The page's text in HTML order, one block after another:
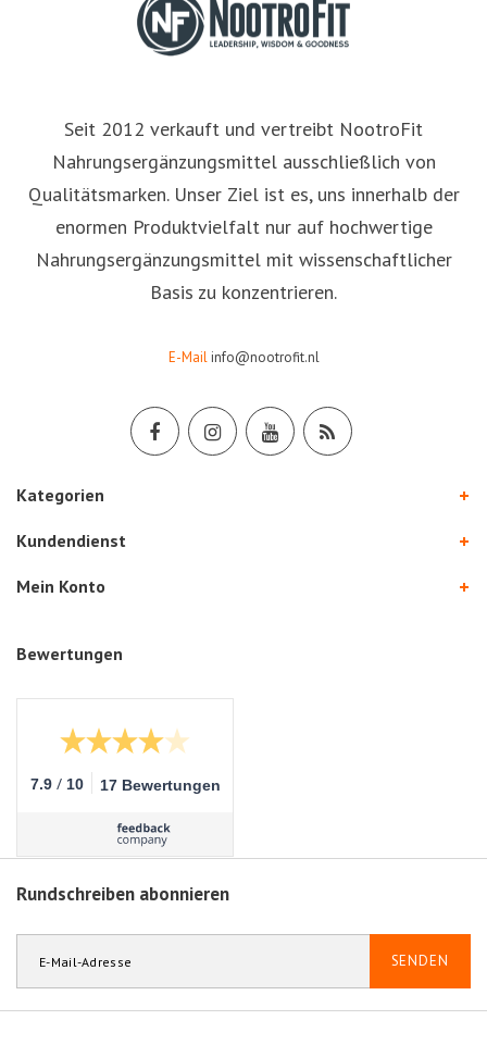
Seit 2012 verkauft und vertreibt NootroFit
Nahrungsergänzungsmittel ausschließlich von
Qualitätsmarken. Unser Ziel ist es, uns innerhalb der
enormen Produktvielfalt nur auf hochwertige
Nahrungsergänzungsmittel mit wissenschaftlicher
Basis zu konzentrieren.
E-Mail info@nootrofit.nl
Kategorien
Kundendienst
Mein Konto
Bewertungen
7.9 / 10 17 Bewertungen
Rundschreiben abonnieren
SENDEN